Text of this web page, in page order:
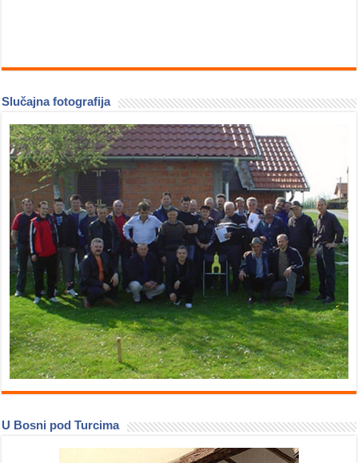
Slučajna fotografija
U Bosni pod Turcima